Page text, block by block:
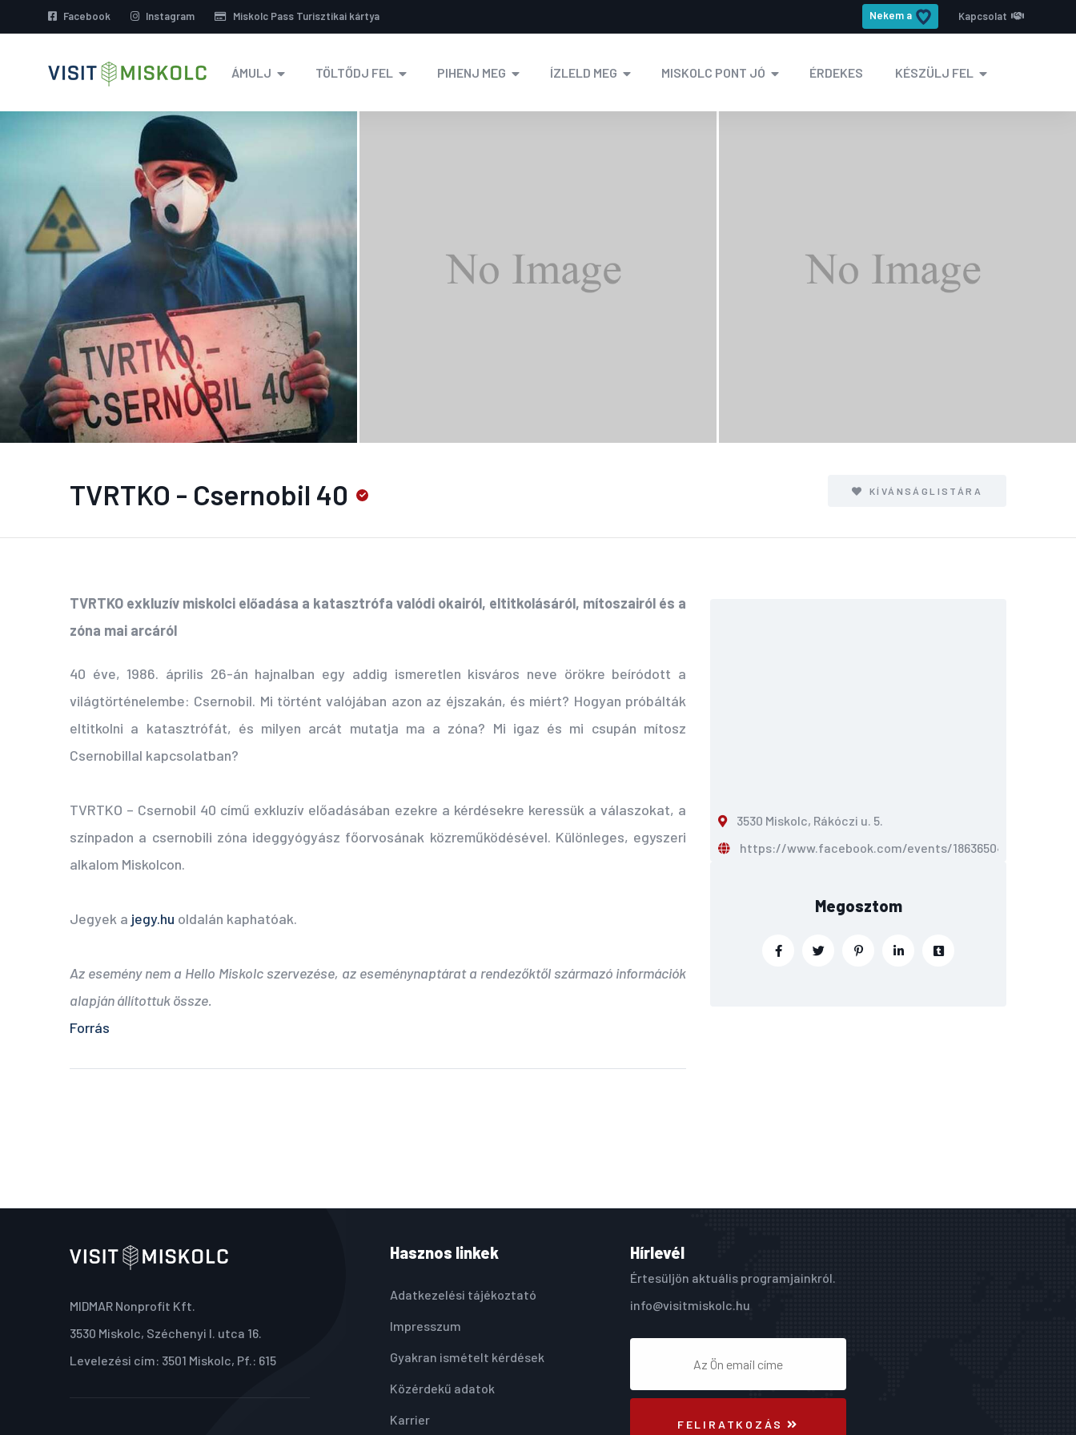
Facebook Instagram Miskolc Pass Turisztikai kártya Nekem a Kapcsolat
ÁMULJ TÖLTŐDJ FEL PIHENJ MEG ÍZLELD MEG MISKOLC PONT JÓ ÉRDEKES KÉSZÜLJ FEL
TVRTKO - Csernobil 40 KÍVÁNSÁGLISTÁRA
TVRTKO exkluzív miskolci előadása a katasztrófa valódi okairól, eltitkolásáról, mítoszairól és a
zóna mai arcáról
40 éve, 1986. április 26-án hajnalban egy addig ismeretlen kisváros neve örökre beíródott a
világtörténelembe: Csernobil. Mi történt valójában azon az éjszakán, és miért? Hogyan próbálták
eltitkolni a katasztrófát, és milyen arcát mutatja ma a zóna? Mi igaz és mi csupán mítosz
Csernobillal kapcsolatban?
TVRTKO – Csernobil 40 című exkluzív előadásában ezekre a kérdésekre keressük a válaszokat, a
színpadon a csernobili zóna ideggyógyász főorvosának közreműködésével. Különleges, egyszeri
alkalom Miskolcon.
Jegyek a jegy.hu oldalán kaphatóak.
Az esemény nem a Hello Miskolc szervezése, az eseménynaptárat a rendezőktől származó információk
alapján állítottuk össze.
Forrás
3530 Miskolc, Rákóczi u. 5.
https://www.facebook.com/events/1863650411188705/
Megosztom
MIDMAR Nonprofit Kft.
3530 Miskolc, Széchenyi I. utca 16.
Levelezési cím: 3501 Miskolc, Pf.: 615
Hasznos linkek
Adatkezelési tájékoztató
Impresszum
Gyakran ismételt kérdések
Közérdekű adatok
Karrier
Hírlevél
Értesüljön aktuális programjainkról.
info@visitmiskolc.hu
FELIRATKOZÁS